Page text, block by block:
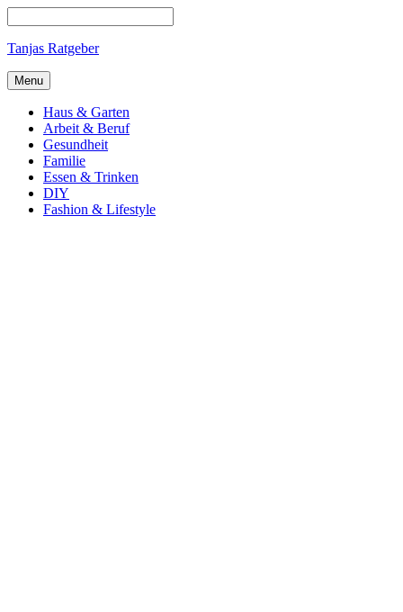
Tanjas Ratgeber
Menu
Haus & Garten
Arbeit & Beruf
Gesundheit
Familie
Essen & Trinken
DIY
Fashion & Lifestyle